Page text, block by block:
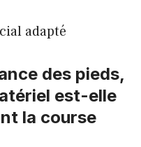
adapté
des pieds,
est-elle
la course